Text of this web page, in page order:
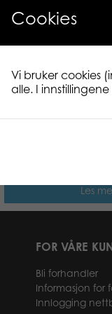
Les
FOR VÅRE
Bli forhandler
Informasjon for
Innlogging
Cookies
Vi bruker cookies
alle. I